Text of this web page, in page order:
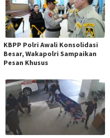
KBPP Polri Awali Konsolidasi
Besar, Wakapolri Sampaikan
Pesan Khusus